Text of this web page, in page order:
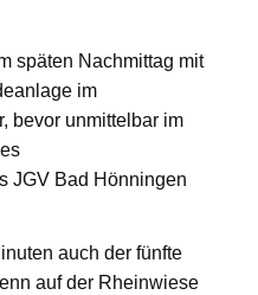
späten Nachmittag mit
im
bevor unmittelbar im
JGV Bad Hönningen
auch der fünfte
auf der Rheinwiese